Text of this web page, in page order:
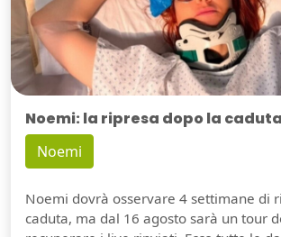
Noemi: la ripresa dopo la caduta
Noemi
Noemi dovrà osservare 4 settimane di
caduta, ma dal 16 agosto sarà un tour